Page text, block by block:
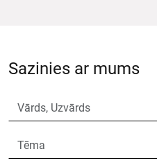
Sazinies ar mums